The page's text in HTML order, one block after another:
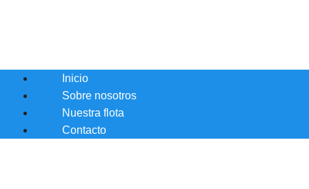
Inicio
Sobre nosotros
Nuestra flota
Contacto